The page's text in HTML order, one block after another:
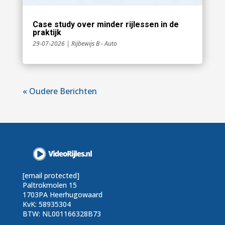
Case study over minder rijlessen in de
praktijk
29-07-2026| Rijbewijs B - Auto
« Oudere Berichten
[email protected]
Paltrokmolen 15
1703PA Heerhugowaard
KvK: 58935304
BTW: NL001166328B73